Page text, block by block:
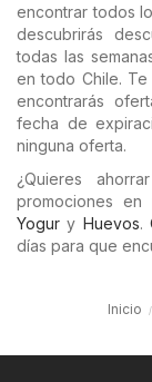
encontrar todos
descubrirás
todas las
en todo Chile.
encontrarás
fecha de
ninguna oferta.
¿Quieres
promociones en
Yogur y Huevos.
días para que
Inicio